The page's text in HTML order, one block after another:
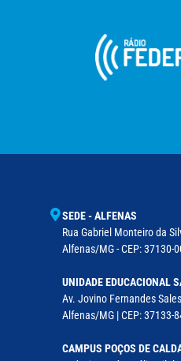
SEDE - ALFENAS
Rua Gabriel Monteiro da
Alfenas/MG - CEP: 37130-
UNIDADE EDUCACIONAL
Av. Jovino Fernandes
Alfenas/MG | CEP: 37133-
CAMPUS POÇOS DE